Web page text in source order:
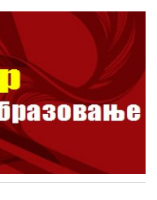
Бор
образовање